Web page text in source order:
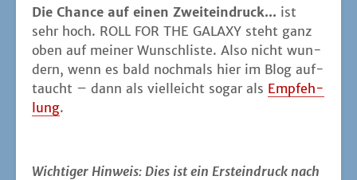
Die Chan­ce auf einen Zweit­ein­druck... ist
sehr hoch. ROLL FOR THE GALAXY steht ganz
oben auf mei­ner Wunsch­lis­te. Also nicht wun­
dern, wenn es bald noch­mals hier im Blog auf­
taucht – dann als viel­leicht sogar als Emp­feh­
lung.
Wich­ti­ger Hin­weis: Dies ist ein Erst­ein­druck nach